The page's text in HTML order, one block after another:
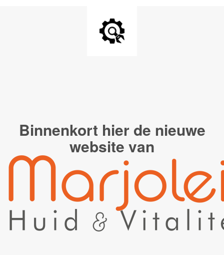
Binnenkort hier de nieuwe
website van